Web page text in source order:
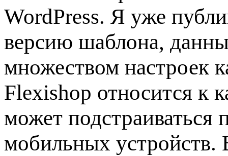
WordPress. Я уже
версию шаблона,
множеством настроек
Flexishop относится к
может
мобильных